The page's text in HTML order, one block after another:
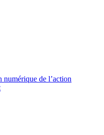
numérique de l’action